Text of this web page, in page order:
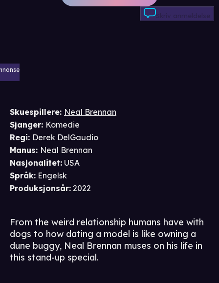
Skriv anmeldelse
Skuespillere: Neal Brennan
Sjanger: Komedie
Regi: Derek DelGaudio
Manus: Neal Brennan
Nasjonalitet: USA
Språk: Engelsk
Produksjonsår: 2022
From the weird relationship humans have with
dogs to how dating a model is like owning a
dune buggy, Neal Brennan muses on his life in
this stand-up special.